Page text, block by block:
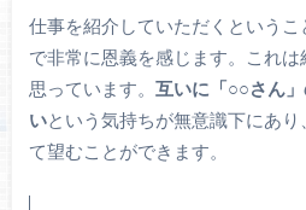
仕事を紹介していただくという
で非常に恩義を感じます。これ
思っています。 互いに「○○さん
いという気持ちが無意識下にあ
て望むことができます。